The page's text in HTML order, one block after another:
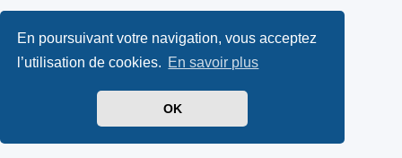
En poursuivant votre navigation, vous acceptez
l’utilisation de cookies. En savoir plus
OK